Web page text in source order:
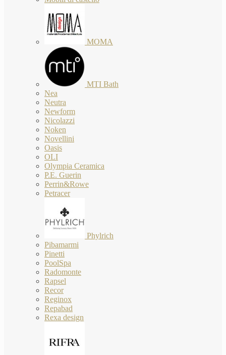
MOMA
MTI Bath
Nea
Neutra
Newform
Nicolazzi
Noken
Novellini
Oasis
OLI
Olympia Ceramica
P.E. Guerin
Perrin&Rowe
Petracer
Phylrich
Pibamarmi
Pinetti
PoolSpa
Radomonte
Rapsel
Recor
Reginox
Repabad
Rexa design